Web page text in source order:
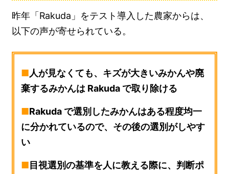
昨年「Rakuda」をテスト導入した農家からは、
以下の声が寄せられている。
■人が見なくても、キズが大きいみかんや廃
棄するみかんは Rakuda で取り除ける
■Rakuda で選別したみかんはある程度均一
に分かれているので、その後の選別がしやす
い
■目視選別の基準を人に教える際に、判断ポ